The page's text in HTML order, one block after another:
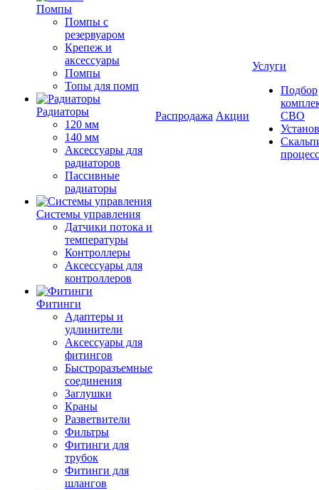
Помпы
Помпы с
резервуаром
Крепеж и
аксессуары
Помпы
Топы для помп
Радиаторы
120 мм
140 мм
Аксессуары для
радиаторов
Пассивные
радиаторы
Системы управления
Датчики потока и
температуры
Контроллеры
Аксессуары для
контроллеров
Фитинги
Адаптеры и
удлинители
Аксессуары для
фитингов
Быстроразъемные
соединения
Заглушки
Краны
Разветвители
Фильтры
Фитинги для
трубок
Фитинги для
шлангов
Распродажа Акции
Услуги
Подбор
СВО